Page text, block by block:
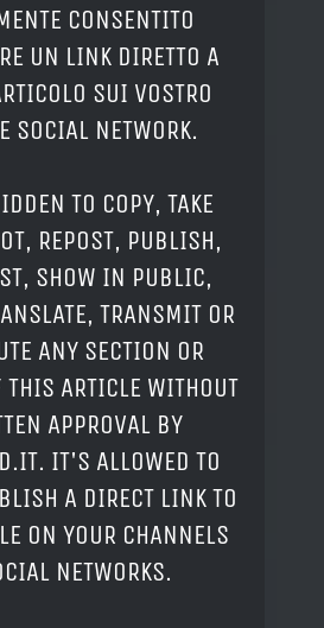
CONSENTITO
UN LINK DIRETTO A
SUI VOSTRO
SOCIAL NETWORK.
TO COPY, TAKE
REPOST, PUBLISH,
SHOW IN PUBLIC,
TRANSMIT OR
ANY SECTION OR
THIS ARTICLE WITHOUT
APPROVAL BY
IT'S ALLOWED TO
A DIRECT LINK TO
ON YOUR CHANNELS
NETWORKS.